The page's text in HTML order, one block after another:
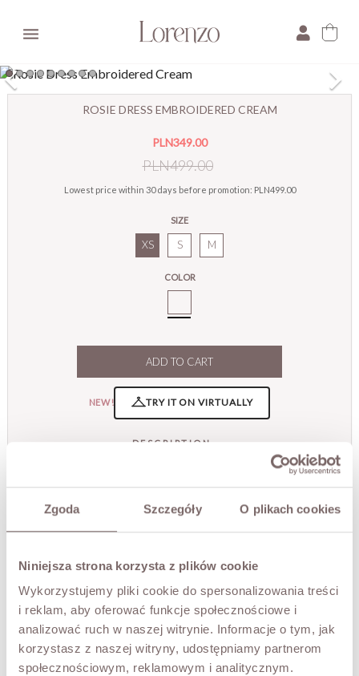
Zgoda Szczegóły O plikach cookies
Niniejsza strona korzysta z plików cookie
Wykorzystujemy pliki cookie do spersonalizowania treści
i reklam, aby oferować funkcje społecznościowe i
analizować ruch w naszej witrynie. Informacje o tym, jak
korzystasz z naszej witryny, udostępniamy partnerom
społecznościowym, reklamowym i analitycznym.

ROSIE DRESS EMBROIDERED CREAM
PLN349.00
PLN499.00
Lowest price within 30 days before promotion: PLN499.00
SIZE
XS S M
COLOR
ADD TO CART
NEW! TRY IT ON VIRTUALLY
DESCRIPTION
Airy, romantic, and full of subtle charm, the Rosie dress is
light, summery style. Crafted from a delicate fabric
adorned with an embroidered pattern, it captivates with
The V-neckline with a decorative ruffle beautifully
comfort and beautifully shapes the figure. The maxi
length makes the dress look incredibly elegant and
striking with every move.
It's the perfect choice for summer strolls, vacation trips,
family celebrations, or outdoor parties.